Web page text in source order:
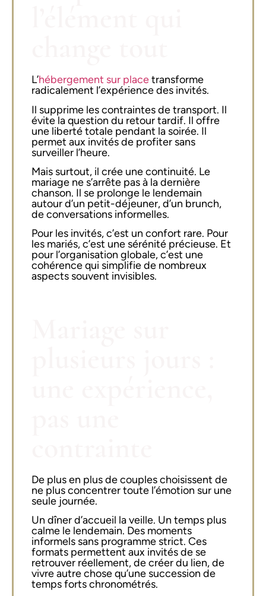
L’hébergement sur placetransforme
radicalement l’expérience des invités.
Il supprime les contraintes de transport. Il
évite la question du retour tardif. Il offre
une liberté totale pendant la soirée. Il
permet aux invités de profiter sans
surveiller l’heure.
Mais surtout, il crée une continuité. Le
mariage ne s’arrête pas à la dernière
chanson. Il se prolonge le lendemain
autour d’un petit-déjeuner, d’un brunch,
de conversations informelles.
Pour les invités, c’est un confort rare. Pour
les mariés, c’est une sérénité précieuse. Et
pour l’organisation globale, c’est une
cohérence qui simplifie de nombreux
aspects souvent invisibles.
De plus en plus de couples choisissent de
ne plus concentrer toute l’émotion sur une
seule journée.
Un dîner d’accueil la veille. Un temps plus
calme le lendemain. Des moments
informels sans programme strict. Ces
formats permettent aux invités de se
retrouver réellement, de créer du lien, de
vivre autre chose qu’une succession de
temps forts chronométrés.